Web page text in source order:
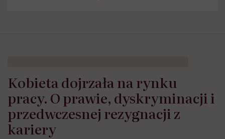
Kobieta dojrzała na rynku
pracy. O prawie, dyskryminacji i
przedwczesnej rezygnacji z
kariery